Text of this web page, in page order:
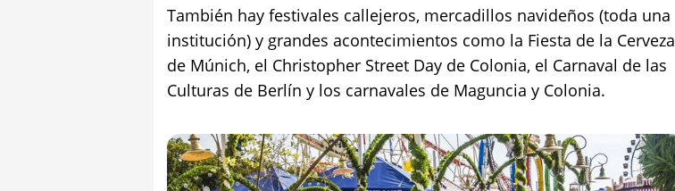
También hay festivales callejeros, mercadillos navideños (toda una
institución) y grandes acontecimientos como la Fiesta de la Cerveza
de Múnich, el Christopher Street Day de Colonia, el Carnaval de las
Culturas de Berlín y los carnavales de Maguncia y Colonia.